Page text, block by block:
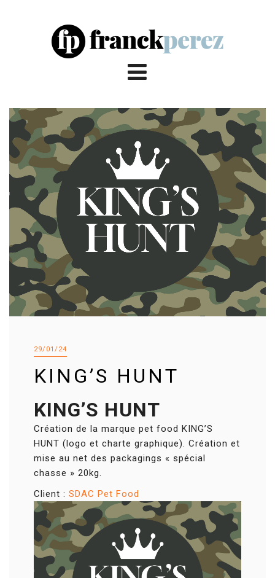
29/01/24
KING’S HUNT
KING’S HUNT
Création de la marque pet food KING’S
HUNT (logo et charte graphique). Création et
mise au net des packagings « spécial
chasse » 20kg.
Client : SDAC Pet Food